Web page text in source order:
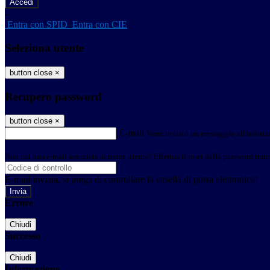
-
Entra con SPID Entra con CIE
Seleziona utente
button close ×
Recupero password
button close ×
E-mail Verrà inviato un messaggio
Non hai una e-mail associata al nome utente? Effettua il reset della password
E-mail inviata, si prega di controllare la casella di posta elettronica!
Errore
Chiudi
Successo
Chiudi